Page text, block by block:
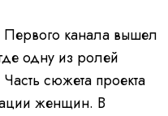
канала вышел
одну из ролей
сюжета проекта
женщин. В